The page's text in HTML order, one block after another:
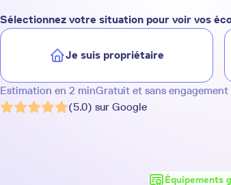
Sélectionnez votre situation pour voir vos
Je suis propriétaire
Estimation en 2 minGratuit et sans engagement
(5.0) sur Google
Équipements